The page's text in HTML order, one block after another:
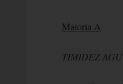
Maioria A
TIMIDEZ